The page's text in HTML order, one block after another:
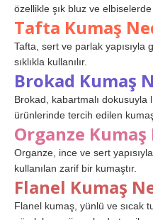
özellikle şık bluz ve
Tafta Kumaş
Tafta, sert ve parlak yapısıyla
sıklıkla kullanılır.
Brokad Kumaş
Brokad, kabartmalı
ürünlerinde tercih edilen
Organze
Organze, ince ve sert
kullanılan zarif bir kumaştır.
Flanel Kumaş
Flanel kumaş, yünlü ve sıcak